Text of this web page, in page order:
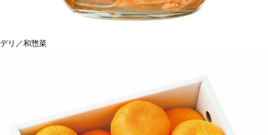
デリ／和惣菜